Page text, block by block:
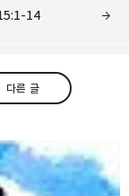
14
다른 글